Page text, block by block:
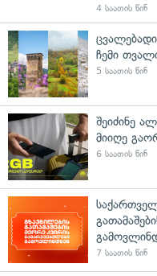
4 საათის წინ
ჩემი
5 საათის წინ
შეიძინე
მიიღე
6 საათის წინ
7 საათის წინ